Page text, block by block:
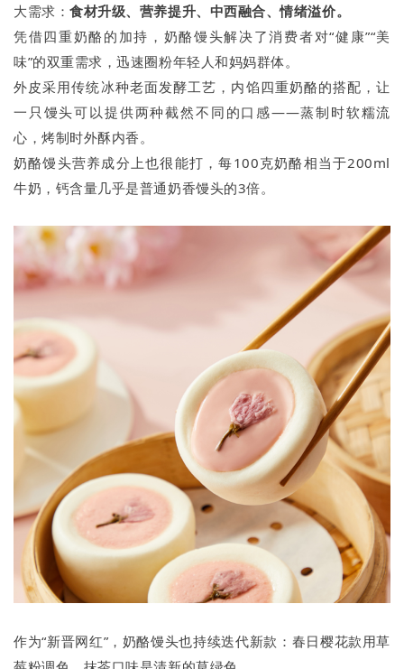
大需求：食材升级、营养提升、中西融合、情绪溢价。
凭借四重奶酪的加持，奶酪馒头解决了消费者对“健康”“美
味”的双重需求，迅速圈粉年轻人和妈妈群体。
外皮采用传统冰种老面发酵工艺，内馅四重奶酪的搭配，让
一只馒头可以提供两种截然不同的口感——蒸制时软糯流
心，烤制时外酥内香。
奶酪馒头营养成分上也很能打，每100克奶酪相当于200ml
牛奶，钙含量几乎是普通奶香馒头的3倍。
作为“新晋网红”，奶酪馒头也持续迭代新款：春日樱花款用草